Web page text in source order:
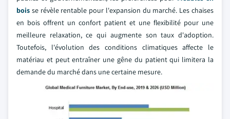
bois se révèle rentable pour l'expansion du marché. Les chaises
en bois offrent un confort patient et une flexibilité pour une
meilleure relaxation, ce qui augmente son taux d'adoption.
Toutefois, l'évolution des conditions climatiques affecte le
matériau et peut entraîner une gêne du patient qui limitera la
demande du marché dans une certaine mesure.